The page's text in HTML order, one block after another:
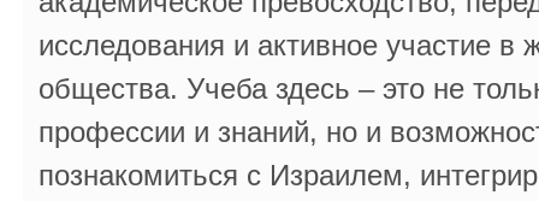
исследования и активное участие в
общества. Учеба здесь – это не
профессии и знаний, но и
познакомиться с Израилем,